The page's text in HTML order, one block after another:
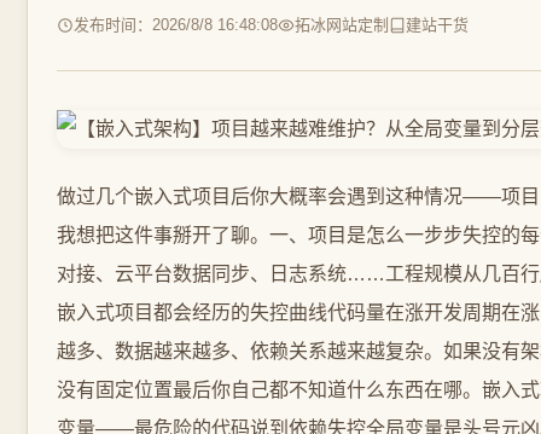
发布时间：2026/8/8 16:48:08 拓冰网站定制 建站干货
做过几个嵌入式项目后你大概率会遇到这种情况——项
我想把这件事掰开了聊。一、项目是怎么一步步失控的
对接、云平台数据同步、日志系统……工程规模从几百
嵌入式项目都会经历的失控曲线代码量在涨开发周期在
越多、数据越来越多、依赖关系越来越复杂。如果没有
没有固定位置最后你自己都不知道什么东西在哪。嵌入
变量——最危险的代码说到依赖失控全局变量是头号元